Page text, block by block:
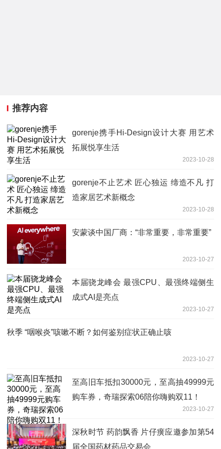
推荐内容
gorenje携手Hi-Design设计大赛 用艺术
拓展悦享生活
2023-10-28
gorenje不止艺术 匠心独运 缔造不凡 打
造家居艺术新概念
2023-10-28
安蒙谈中国厂商：“非常重要，非常重要”
2023-10-27
本届骁龙峰会 最强CPU、最强终端侧生
成式AI是亮点
2023-10-27
秋季 “咽喉炎”咳嗽不断？如何鉴别症状正确止咳
2023-10-27
至高旧车抵扣30000元，至高抽49999元
购车券，奇瑞探索06陪你嗨购双11！
2023-10-27
深秋时节 药韵飘香 片仔癀应邀参加第54
届全国药材药品交易会